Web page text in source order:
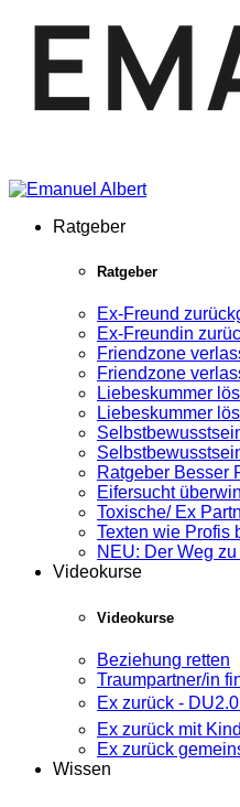
Ratgeber
Ratgeber
Ex-Freund
Ex-Freundin
Friendzone
Friendzone
Liebeskummer
Liebeskummer
Ratgeber Besser
Eifersucht
Toxische/ Ex
Texten wie Profis
NEU: Der Weg
Videokurse
Videokurse
Beziehung retten
Traumpartner/in
Ex zurück -
Ex zurück mit Kind
Ex zurück
Wissen